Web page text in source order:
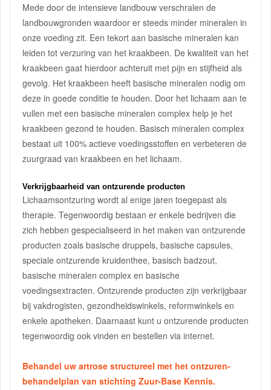
Mede door de intensieve landbouw verschralen de
landbouwgronden waardoor er steeds minder mineralen in
onze voeding zit. Een tekort aan basische mineralen kan
leiden tot verzuring van het kraakbeen. De kwaliteit van het
kraakbeen gaat hierdoor achteruit met pijn en stijfheid als
gevolg. Het kraakbeen heeft basische mineralen nodig om
deze in goede conditie te houden. Door het lichaam aan te
vullen met een basische mineralen complex help je het
kraakbeen gezond te houden. Basisch mineralen complex
bestaat uit 100% actieve voedingsstoffen en verbeteren de
zuurgraad van kraakbeen en het lichaam.
Verkrijgbaarheid van ontzurende producten
Lichaamsontzuring wordt al enige jaren toegepast als
therapie. Tegenwoordig bestaan er enkele bedrijven die
zich hebben gespecialiseerd in het maken van ontzurende
producten zoals basische druppels, basische capsules,
speciale ontzurende kruidenthee, basisch badzout,
basische mineralen complex en basische
voedingsextracten. Ontzurende producten zijn verkrijgbaar
bij vakdrogisten, gezondheidswinkels, reformwinkels en
enkele apotheken. Daarnaast kunt u ontzurende producten
tegenwoordig ook vinden en bestellen via internet.
Behandel uw artrose structureel met het ontzuren-
behandelplan van stichting Zuur-Base Kennis.